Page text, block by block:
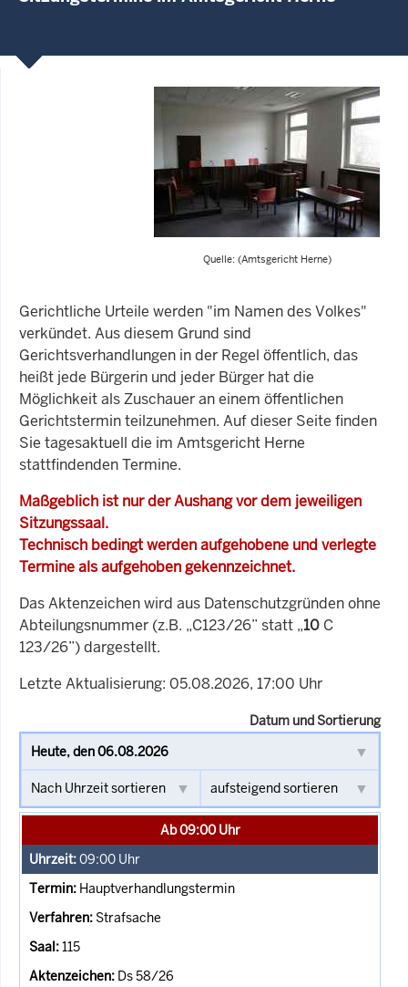
Quelle: (Amtsgericht Herne)
Gerichtliche Urteile werden "im Namen des Volkes"
verkündet. Aus diesem Grund sind
Gerichtsverhandlungen in der Regel öffentlich, das
heißt jede Bürgerin und jeder Bürger hat die
Möglichkeit als Zuschauer an einem öffentlichen
Gerichtstermin teilzunehmen. Auf dieser Seite finden
Sie tagesaktuell die im Amtsgericht Herne
stattfindenden Termine.
Maßgeblich ist nur der Aushang vor dem jeweiligen
Sitzungssaal.
Technisch bedingt werden aufgehobene und verlegte
Termine als aufgehoben gekennzeichnet.
Das Aktenzeichen wird aus Datenschutzgründen ohne
Abteilungsnummer (z.B. „C123/26” statt „10 C
123/26”) dargestellt.
Letzte Aktualisierung: 05.08.2026, 17:00 Uhr
Datum und Sortierung
Ab 09:00 Uhr
09:00 Uhr
Hauptverhandlungstermin
Strafsache
115
Ds 58/26